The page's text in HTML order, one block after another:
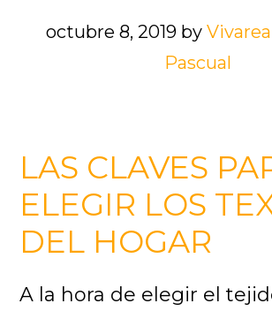
octubre 8, 2019 by
Pascual
LAS CLAVES
ELEGIR LOS
DEL HOGAR
A la hora de elegir el